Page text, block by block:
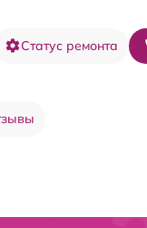
Статус ремонта